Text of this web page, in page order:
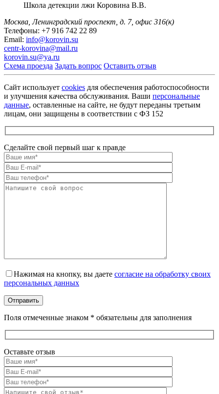
Школа детекции лжи Коровина В.В.
Москва, Ленинградский проспект, д. 7, офис 316(к)
Телефоны: +7 916 742 22 89
Email: info@korovin.su
centr-korovina@mail.ru
korovin.su@ya.ru
Схема проезда Задать вопрос Оставить отзыв
Сайт использует cookies для обеспечения работоспособности
и улучшения качества обслуживания. Ваши персональные
данные, оставленные на сайте, не будут переданы третьим
лицам, они защищены в соответствии с ФЗ 152
Сделайте свой первый шаг к правде
Нажимая на кнопку, вы даете согласие на обработку своих
персональных данных
Поля отмеченные знаком * обязательны для заполнения
Оставьте отзыв